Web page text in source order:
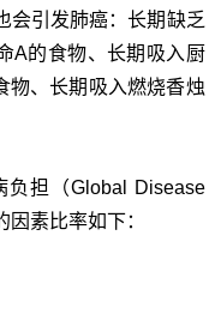
会引发肺癌：长期缺乏
A的食物、 长期吸入厨
物、长期吸入燃烧香烛
担（Global Disease
素比率如下：